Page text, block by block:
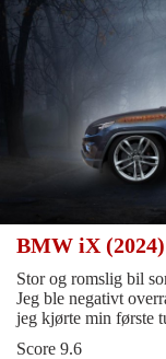
BMW iX (2024)
Stor og romslig bil
Jeg ble negativt
jeg kjørte min første
Score 9.6